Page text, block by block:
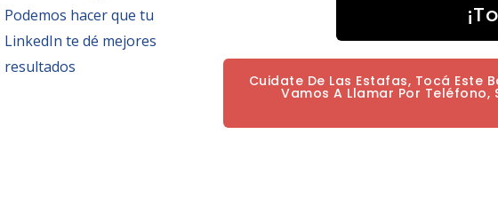
Podemos hacer que tu
LinkedIn te dé mejores
resultados
Cuidate De Las Estafas, Tocá Este
Vamos A Llamar Por Teléfono,